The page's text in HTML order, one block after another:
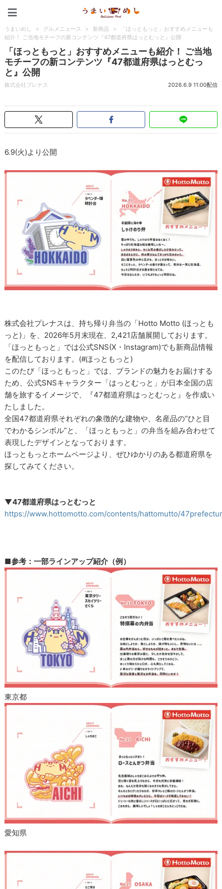
うまいめし > グルメニュース > 新商品 >
「ほっともっと」おすすめメニューも
紹介！ ご当地モチーフの新コンテンツ『47都道府県はっとむっと』公開
「ほっともっと」おすすめメニューも紹介！ ご当地
モチーフの新コンテンツ『47都道府県はっとむっ
と』公開
株式会社プレナス 2026.6.9 11:00配信
6.9(火)より公開
株式会社プレナスは、持ち帰り弁当の「Hotto Motto (ほっとも
っと)」を、2026年5月末現在、2,421店舗展開しております。
「ほっともっと」では公式SNS(X・Instagram)でも新商品情報
を配信しております。(#ほっともっと)
このたび「ほっともっと」では、ブランドの魅力をお届けする
ため、公式SNSキャラクター「はっとむっと」が日本全国の店
舗を旅するイメージで、『47都道府県はっとむっと』を作成い
たしました。
全国47都道府県それぞれの象徴的な建物や、名産品の“ひと目
でわかるシンボル”と、「ほっともっと」の弁当を組み合わせて
表現したデザインとなっております。
ほっともっとホームページより、ぜひゆかりのある都道府県を
探してみてください。
▼47都道府県はっとむっと
https://www.hottomotto.com/contents/hattomutto/
■参考：一部ラインアップ紹介（例）
東京都
愛知県